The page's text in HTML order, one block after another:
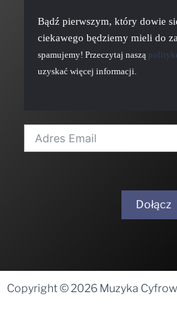
Bądź pierwszym, który dowie
ciekawego będziemy mieli do
spamujemy! Przeczytaj naszą
uzyskać więcej informacji.
Dołącz
Copyright © 2026 Muzyka